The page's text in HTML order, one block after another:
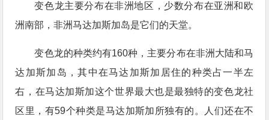
变色龙主要分布在非洲地区，少数分布在亚洲和欧
洲南部，非洲马达加斯加岛是它们的天堂。
变色龙的种类约有160种，主要分布在非洲大陆和马
达加斯加岛，其中在马达加斯加居住的种类占一半左
右，在马达加斯加这个世界最大也是最独特的变色龙社
区里，有59个种类是马达加斯加所独有的。人们还在不